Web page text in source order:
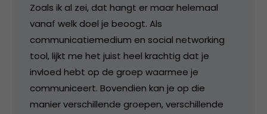
Zoals ik al zei, dat hangt er maar helemaal
vanaf welk doel je beoogt. Als
communicatiemedium en social networking
tool, lijkt me het juist heel krachtig dat je
invloed hebt op de groep waarmee je
communiceert. Bovendien kan je op die
manier verschillende groepen, verschillende